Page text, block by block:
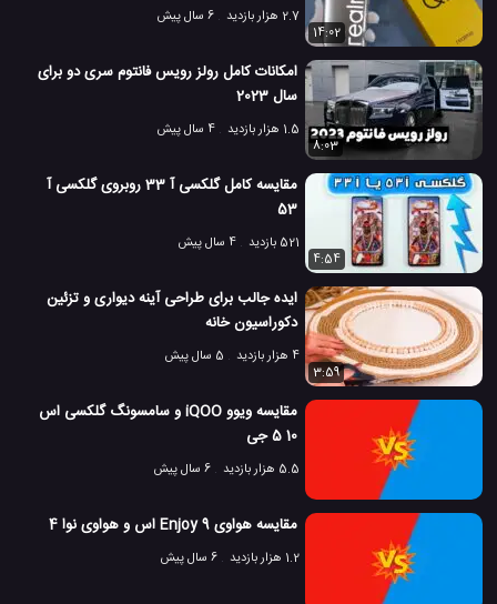
2.7 هزار بازدید
6 سال پیش
14:02
امکانات کامل رولز رویس فانتوم سری دو برای
سال 2023
1.5 هزار بازدید
4 سال پیش
8:03
مقایسه کامل گلکسی آ 33 روبروی گلکسی آ
53
521 بازدید
4 سال پیش
4:54
ایده جالب برای طراحی آینه دیواری و تزئین
دکوراسیون خانه
4 هزار بازدید
5 سال پیش
3:59
مقایسه ویوو iQOO و سامسونگ گلکسی اس
10 5 جی
5.5 هزار بازدید 6 سال پیش
مقایسه هواوی Enjoy 9 اس و هواوی نوا 4
1.2 هزار بازدید 6 سال پیش